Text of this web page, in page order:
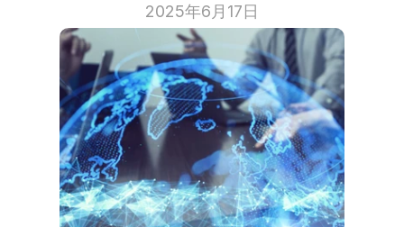
2025年6月17日